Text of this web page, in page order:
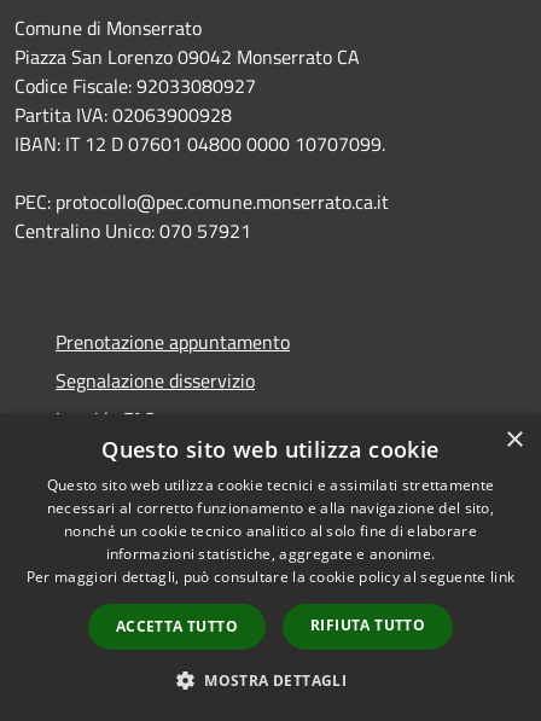
Comune di Monserrato
Piazza San Lorenzo 09042 Monserrato CA
Codice Fiscale: 92033080927
Partita IVA: 02063900928
IBAN: IT 12 D 07601 04800 0000 10707099.
PEC: protocollo@pec.comune.monserrato.ca.it
Centralino Unico: 070 57921
Prenotazione appuntamento
Segnalazione disservizio
Leggi le FAQ
Richiesta assistenza
Amministrazione trasparente
Informativa privacy
Note legali
Dichiarazione di accessibilità
×
Questo sito web utilizza cookie
Questo sito web utilizza cookie tecnici e assimilati strettamente
necessari al corretto funzionamento e alla navigazione del sito,
nonché un cookie tecnico analitico al solo fine di elaborare
informazioni statistiche, aggregate e anonime.
Per maggiori dettagli, può consultare la cookie policy al seguente link
ACCETTA TUTTO RIFIUTA TUTTO
MOSTRA DETTAGLI